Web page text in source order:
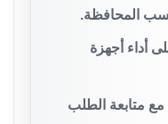
المحافظة.
أداء أجهزة
مع متابعة الطلب